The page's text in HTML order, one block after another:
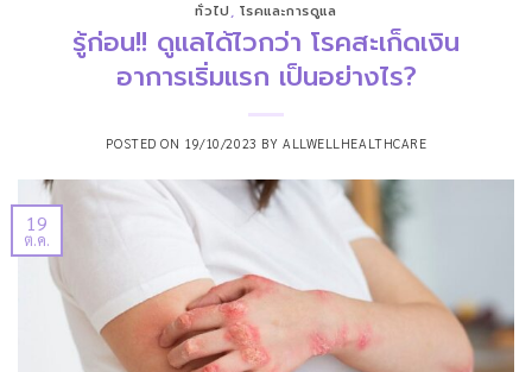
ทั่วไป, โรคและการดูแล
รู้ก่อน!! ดูแลได้ไวกว่า โรคสะเก็ดเงิน
อาการเริ่มแรก เป็นอย่างไร?
POSTED ON 19/10/2023 BY ALLWELLHEALTHCARE
19
ต.ค.